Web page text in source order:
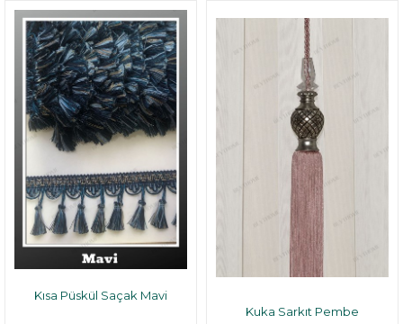
Kısa Püskül Saçak Mavi
Kuka Sarkıt Pembe